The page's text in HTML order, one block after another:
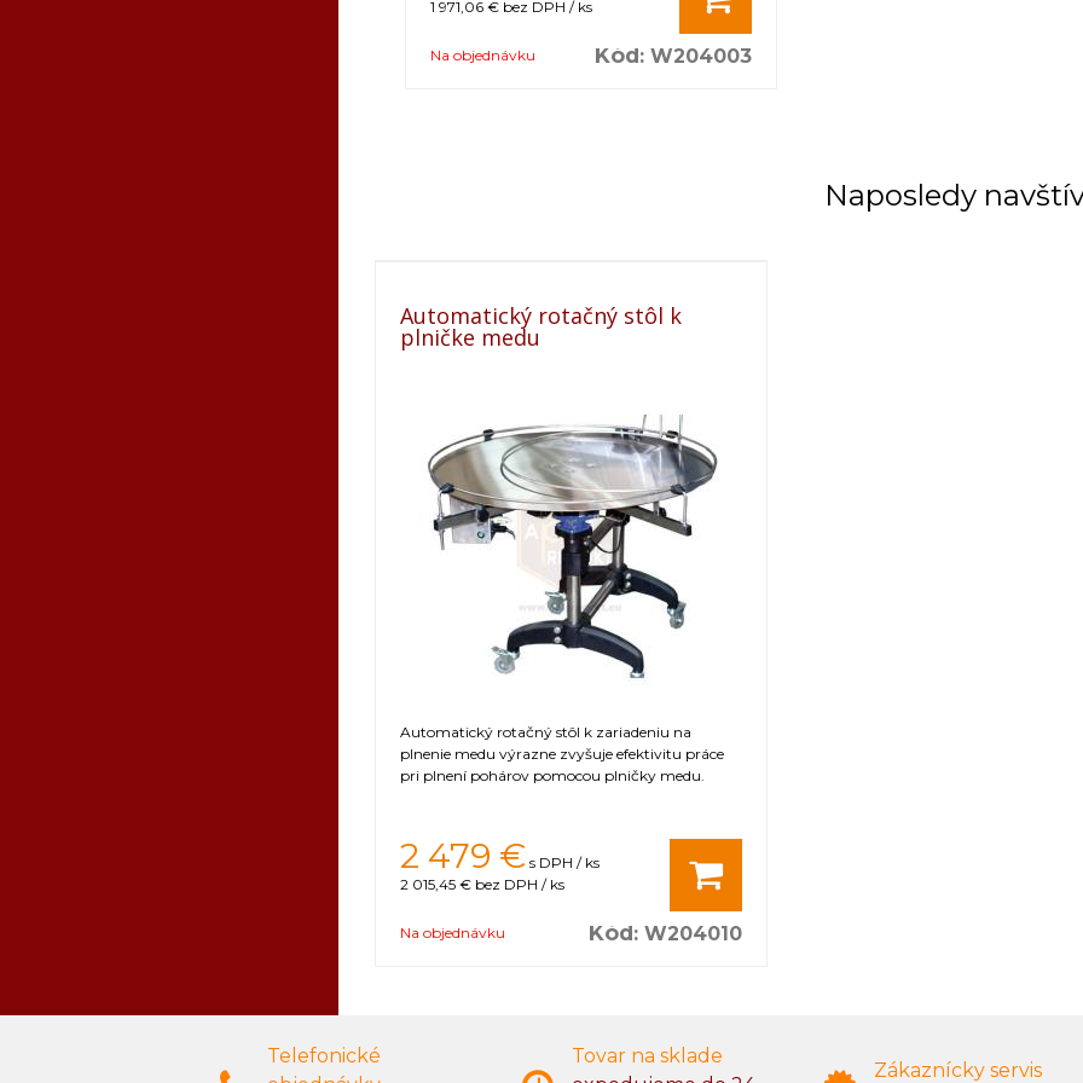
1 971,06 € bez DPH / ks
Na objednávku Kód: W204003
Naposledy
Automatický rotačný stôl k
plničke medu
Automatický rotačný stôl k zariadeniu na
plnenie medu výrazne zvyšuje efektivitu práce
pri plnení pohárov pomocou plničky medu.
2 479 € s DPH / ks
2 015,45 € bez DPH / ks
Na objednávku Kód: W204010
Telefonické
Tovar na sklade
Zákaznícky servis